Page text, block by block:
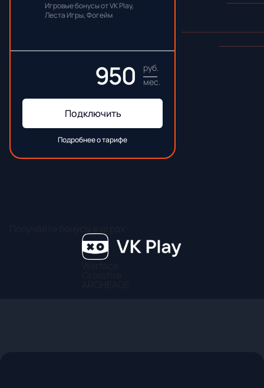
Игровые бонусы от VK Play,
Леста Игры, Фогейм
950
руб.
мес.
Подключить
Подробнее о тарифе